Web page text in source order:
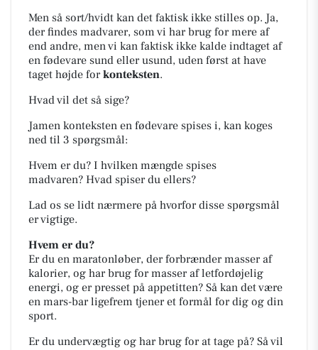
Men så sort/hvidt kan det faktisk ikke stilles op. Ja,
der findes madvarer, som vi har brug for mere af
end andre, men vi kan faktisk ikke kalde indtaget af
en fødevare sund eller usund, uden først at have
taget højde forkonteksten.
Hvad vil det så sige?
Jamen konteksten en fødevare spises i, kan koges
ned til 3 spørgsmål:
Hvem er du? I hvilken mængde spises
madvaren? Hvad spiser du ellers?
Lad os se lidt nærmere på hvorfor disse spørgsmål
er vigtige.
Hvem er du?
Er du en maratonløber, der forbrænder masser af
kalorier, og har brug for masser af letfordøjelig
energi, og er presset på appetitten? Så kan det være
en mars-bar ligefrem tjener et formål for dig og din
sport.
Er du undervægtig og har brug for at tage på? Så vil